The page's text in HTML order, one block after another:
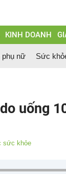
KINH DOANH
phụ nữ Sức
uống
sức khỏe